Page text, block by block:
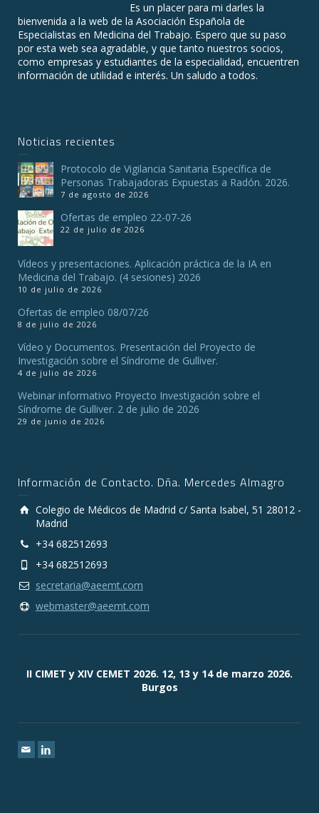
Es un placer para mi darles la
bienvenida a la web de la Asociación Española de
Especialistas en Medicina del Trabajo. Espero que su paso
por esta web sea agradable, y que tanto nuestros socios,
como empresas y estudiantes de la especialidad, encuentren
información de utilidad e interés. Un saludo a todos.
Noticias recientes
Protocolo de Vigilancia Sanitaria Específica de
Personas Trabajadoras Expuestas a Radón. 2026.
7 de agosto de 2026
Ofertas de empleo 22-07-26
22 de julio de 2026
Vídeos y presentaciones. Aplicación práctica de la IA en
Medicina del Trabajo. (4 sesiones) 2026
10 de julio de 2026
Ofertas de empleo 08/07/26
8 de julio de 2026
Vídeo y Documentos. Presentación del Proyecto de
Investigación sobre el Síndrome de Gulliver.
4 de julio de 2026
Webinar informativo Proyecto Investigación sobre el
Síndrome de Gulliver. 2 de julio de 2026
29 de junio de 2026
Información de Contacto. Dña. Mercedes Almagro
Colegio de Médicos de Madrid c/ Santa Isabel, 51 28012 -
Madrid
+34 682512693
+34 682512693
secretaria@aeemt.com
webmaster@aeemt.com
II CIMET y XIV CEMET 2026. 12, 13 y 14 de marzo 2026.
Burgos